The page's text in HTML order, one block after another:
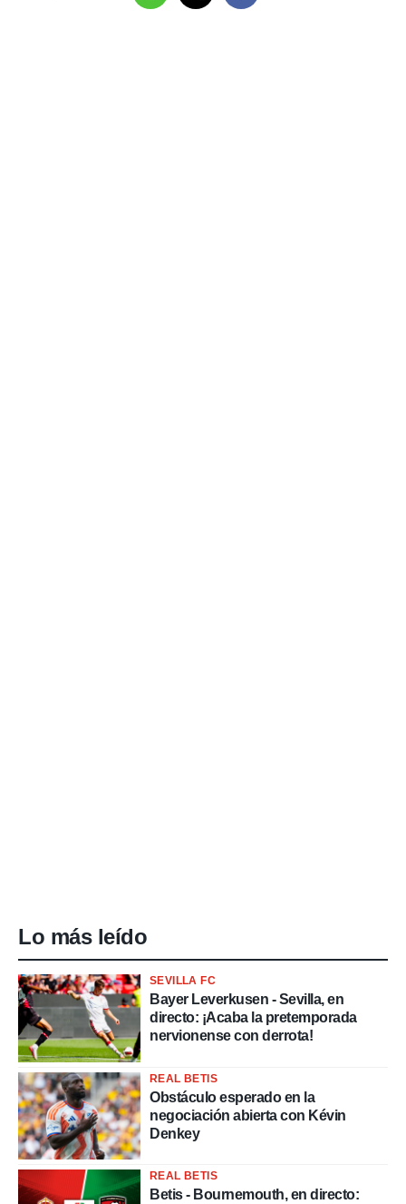
Lo más leído
SEVILLA FC
Bayer Leverkusen - Sevilla, en
directo: ¡Acaba la pretemporada
nervionense con derrota!
REAL BETIS
Obstáculo esperado en la
negociación abierta con Kévin
Denkey
REAL BETIS
Betis - Bournemouth, en directo: